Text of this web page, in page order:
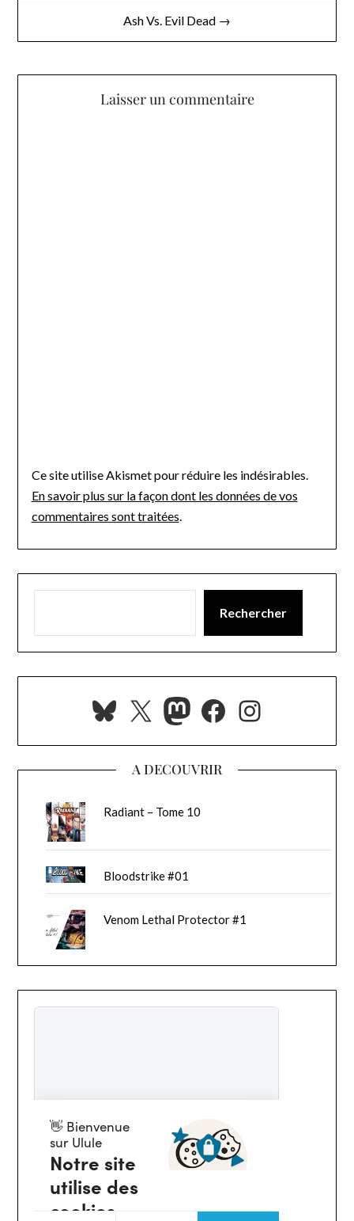
Ash Vs. Evil Dead →
Laisser un commentaire
Ce site utilise Akismet pour réduire les indésirables.
En savoir plus sur la façon dont les données de vos
commentaires sont traitées.
Rechercher
Bluesky
X Mastodon
Facebook
A DECOUVRIR
Radiant – Tome 10
Bloodstrike #01
Venom Lethal Protector #1